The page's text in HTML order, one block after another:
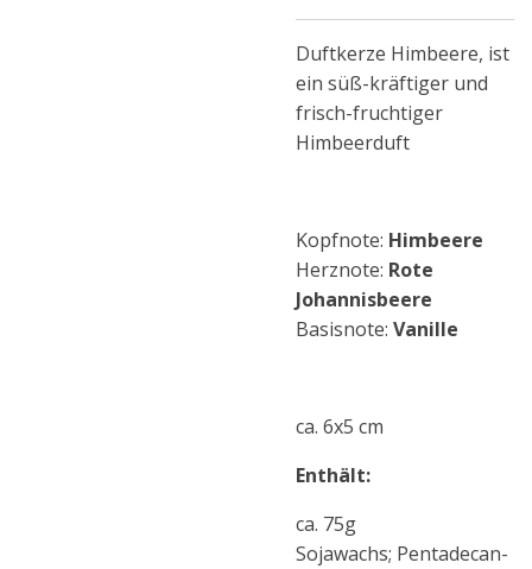
Duftkerze Himbeere, ist
ein süß-kräftiger und
frisch-fruchtiger
Himbeerduft
Kopfnote: Himbeere
Herznote: Rote
Johannisbeere
Basisnote: Vanille
ca. 6x5 cm
Enthält:
ca. 75g
Sojawachs; Pentadecan-